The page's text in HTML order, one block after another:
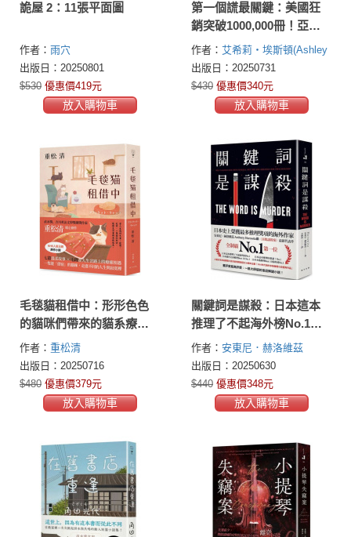
詭屋 2：11張平面圖
作者： 雨穴
出版日：20250801
$530 優惠價419元
放入購物車
第一個謊最關鍵：美國狂
銷突破1000,000冊！亞馬
遜編輯年度最佳懸疑／驚
悚小說選書
作者： 艾希莉・埃斯頓(Ashley
Elston)
出版日：20250731
$430 優惠價340元
放入購物車
毛毯貓租借中：形形色色
的貓咪們帶來的貓系療
癒！直木獎、吉川英治文
學獎獲獎作家重松清暖心
之作
作者： 重松清
出版日：20250716
$480 優惠價379元
放入購物車
關鍵詞是謀殺：日本這本
推理了不起海外榜No.1！
安東尼．赫洛維茲繼《喜
鵲謀殺案》最新代表作
作者： 安東尼．赫洛維茲
(Anthony Horowitz)
出版日：20250630
$440 優惠價348元
放入購物車